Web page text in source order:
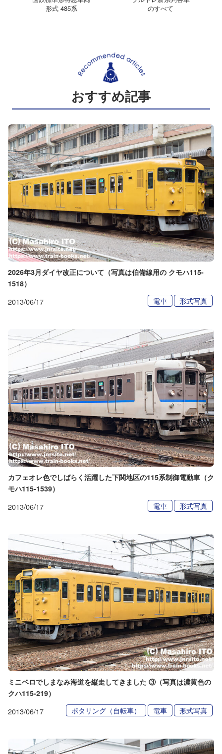
形式 485系
のすべて
おすすめ記事
2026年3月ダイヤ改正について（写真は伯備線用の クモハ115-
1518）
2013/06/17 電車 形式写真
カフェオレ色でしばらく活躍した下関地区の115系制御電動車（ク
モハ115-1539）
2013/06/17 電車 形式写真
ミニベロでしまなみ海道を縦走してきました ③（写真は濃黄色の
クハ115-219）
2013/06/17 ポタリング（自転車） 電車 形式写真